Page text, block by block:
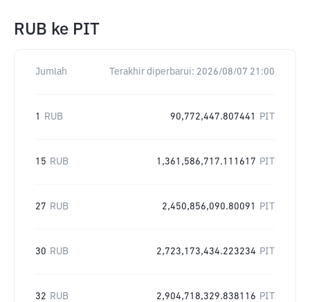
RUB ke PIT
Jumlah Terakhir diperbarui: 2026/08/07 21:00
1 RUB 90,772,447.807441 PIT
15 RUB 1,361,586,717.111617 PIT
27 RUB 2,450,856,090.80091 PIT
30 RUB 2,723,173,434.223234 PIT
32 RUB 2,904,718,329.838116 PIT